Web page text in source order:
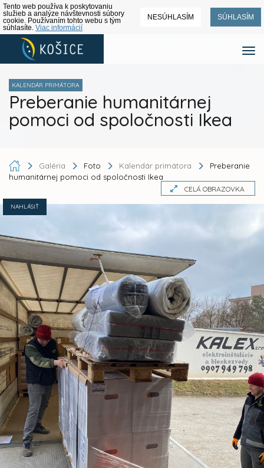
Tento web používa k poskytovaniu
služieb a analýze návštevnosti súbory
cookie. Používaním tohto webu s tým
súhlasíte. Viac informácií
NESÚHLASÍM SÚHLASÍM
KALENDÁR PRIMÁTORA
Preberanie humanitárnej
pomoci od spoločnosti Ikea
Galéria Foto Kalendár primátora
Preberanie
humanitárnej pomoci od spoločnosti Ikea
CELÁ OBRAZOVKA
NAHLÁSIŤ